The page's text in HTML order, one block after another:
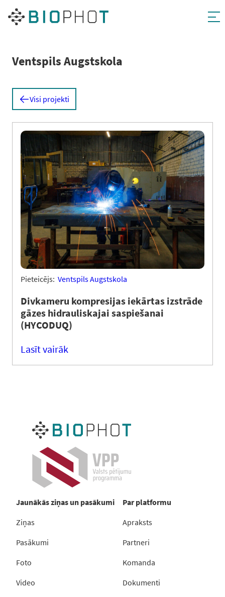
Pāriet
Ventspils Augstskola
Visi projekti
Pieteicējs: Ventspils Augstskola
Divkameru kompresijas iekārtas izstrāde
gāzes hidrauliskajai saspiešanai
(HYCODUQ)
Lasīt vairāk
Jaunākās ziņas un pasākumi
Ziņas
Pasākumi
Foto
Video
Par platformu
Apraksts
Partneri
Komanda
Dokumenti